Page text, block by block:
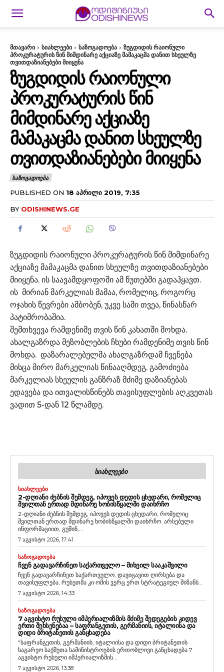
მთავარი სიახლეები საზოგადოება
ზუგდიდის რაიონული
პროკურატურის წინ მიმდინარე აქციაზე მამაკაცმა დანით სხეულზე
თვითდაზიანებები მიიყენა
ᲖᲣᲒᲓᲘᲓᲘᲡ ᲠᲐᲘᲝᲜᲣᲚᲘ
ᲞᲠᲝᲙᲣᲠᲐᲢᲣᲠᲘᲡ ᲬᲘᲜ
ᲛᲘᲛᲓᲘᲜᲐᲠᲔ ᲐᲥᲪᲘᲐᲖᲔ
ᲛᲐᲛᲐᲙᲐᲪᲛᲐ ᲓᲐᲜᲘᲗ ᲡᲮᲔᲣᲚᲖᲔ
ᲗᲕᲘᲗᲓᲐᲖᲘᲐᲜᲔᲑᲔᲑᲘ ᲛᲘᲘᲧᲔᲜᲐ
ᲡᲐᲖᲝᲒᲐᲓᲝᲔᲑᲐ
PUBLISHED ON 18 ᲐᲞᲠᲘᲚᲘ 2019, 7:35
BY ODISHINEWS.GE
ზუგდიდის რაიონული პროკურატურის წინ მიმდინარე
აქციაზე მამაკაცმა დანით სხეულზე თვითდაზიანებები
მიიყენა. ის საავამდყოფოში ამ წუთებში გადაჰყავთ.
ის მირიან მარკელიას მამაა, რომელიც, როგორც
ოჯახის წევრები ამბობენ, უკვე სამი თვეა, წინასწარ
პატიმრობაშია.
შემთხვევა რამდენიმე თვის წინ კახათში მოხდა.
ახალგაზრდა მეზობლების ჩხუბი რამდენიმე თვის წინ
მოხდა. დაზარალებულმა ახალგაზრდამ ჩვენება
მისცა მირო მარკელიას წინააღმდეგ. გამოძიება
მარკელიას სხეულის განზრაზ მძიმე დაზიანებას
ედავება და ითვალისწინებს თავისუფლების აღკვეთას
ვადით 5-დან 12 წლამდე.
ᲡᲘᲐᲮᲚᲔᲔᲑᲘ
ᲡᲘᲐᲮᲚᲔᲔᲑᲘ
2-ᲓᲦᲘᲐᲜᲘ ᲫᲔᲑᲜᲘᲡ ᲨᲔᲛᲓᲔᲒ, ᲘᲞᲝᲕᲔᲡ ᲓᲔᲓᲘᲡ ᲪᲮᲔᲓᲐᲠᲘ, ᲠᲝᲛᲔᲚᲘᲪ
ᲨᲕᲘᲚᲗᲐᲜ ᲔᲠᲗᲐᲓ ᲛᲓᲘᲜᲐᲠᲔ ᲮᲝᲑᲘᲡᲬᲧᲐᲚᲨᲘ ᲓᲐᲘᲮᲠᲩᲝ
2-დღიანი ძებნის შემდეგ, იპოვეს დედის ცხედარი, რომელიც
შვილთან ერთად მდინარე ხობისწყალში დაიხრჩო. არსებული
ინფორმაციით, გუშინ,...
7 აგვისტო 2026, 17:41
ᲡᲐᲖᲝᲒᲐᲓᲝᲔᲑᲐ
ᲩᲕᲔᲜ ᲒᲐᲓᲐᲕᲐᲠᲩᲘᲜᲔᲗ ᲡᲐᲥᲐᲠᲗᲕᲔᲚᲝ – ᲛᲘᲮᲔᲘᲚ ᲡᲐᲐᲙᲐᲨᲕᲘᲚᲘ
ჩვენ გადავარჩინეთ საქართველო, დავიცავით ღირსება და
თავისუფლება, რუსეთმა კი ომის ვერც ერთ სტრატეგიულ მიზანს...
7 აგვისტო 2026, 14:33
ᲡᲐᲖᲝᲒᲐᲓᲝᲔᲑᲐ
7 ᲐᲒᲕᲘᲡᲢᲝ ᲠᲣᲡᲣᲚᲘ ᲘᲛᲞᲔᲠᲘᲐᲚᲘᲖᲛᲘᲡ ᲛᲫᲘᲛᲔ ᲨᲔᲓᲔᲒᲔᲑᲘᲡ ᲙᲘᲓᲔᲕ
ᲔᲠᲗᲘ ᲨᲔᲮᲡᲔᲜᲔᲑᲐᲐ – ᲡᲐᲤᲠᲐᲜᲒᲔᲗᲘᲡ, ᲒᲔᲠᲛᲐᲜᲘᲘᲡ, ᲘᲢᲐᲚᲘᲘᲡᲐ ᲓᲐ
ᲓᲘᲓᲘ ᲑᲠᲘᲢᲐᲜᲔᲗᲘᲡ ᲒᲐᲜᲪᲮᲐᲓᲔᲑᲐ
“საფრანგეთის, გერმანიის, იტალიისა და დიდი ბრიტანეთის
საგარეო საქმეთა სამინისტროების ერთობლივი განცხადება 7
აგვისტო რუსული იმპერიალიზმის...
7 აგვისტო 2026, 13:38